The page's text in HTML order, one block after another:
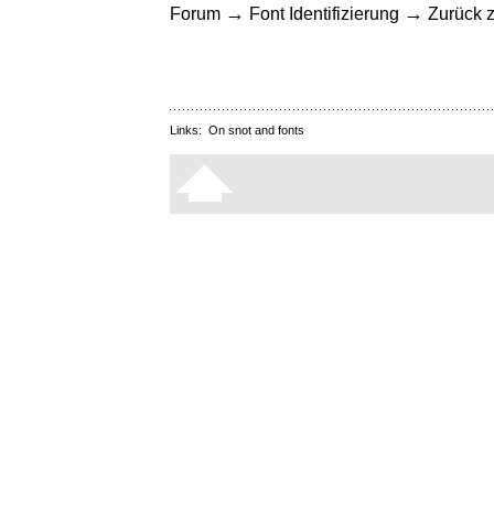
Forum → Font Identifizierung → Zurück
Links: On snot and fonts